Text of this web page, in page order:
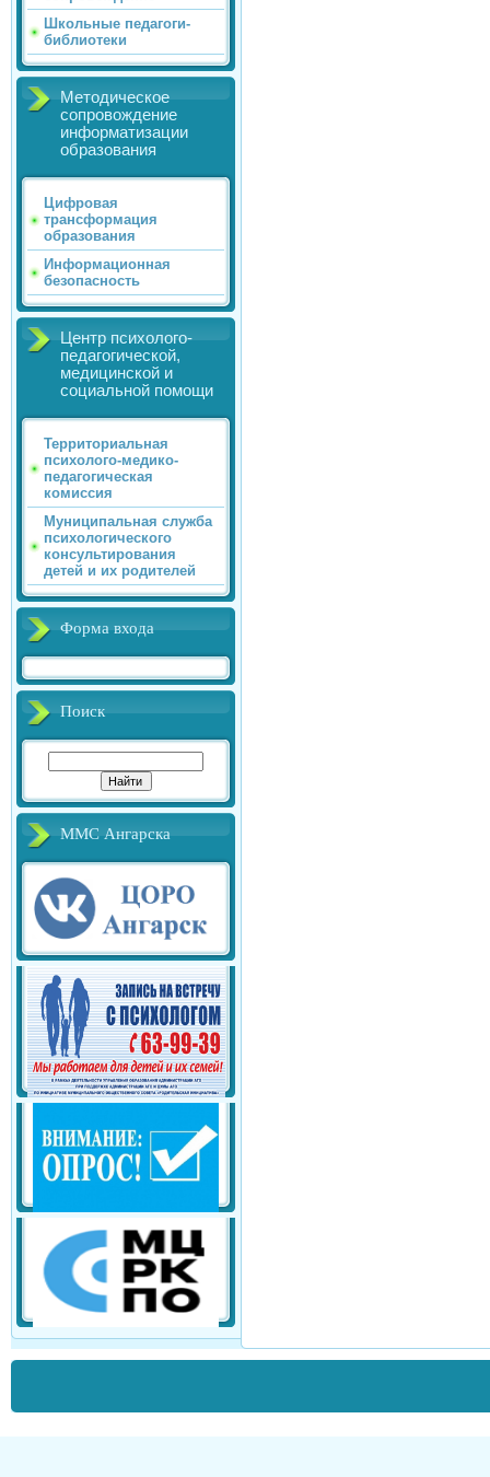
Школьные педагоги-
библиотеки
Методическое
сопровождение
информатизации
образования
Цифровая
трансформация
образования
Информационная
безопасность
Центр психолого-
педагогической,
медицинской и
социальной помощи
Территориальная
психолого-медико-
педагогическая
комиссия
Муниципальная служба
психологического
консультирования
детей и их родителей
Форма входа
Поиск
ММС Ангарска